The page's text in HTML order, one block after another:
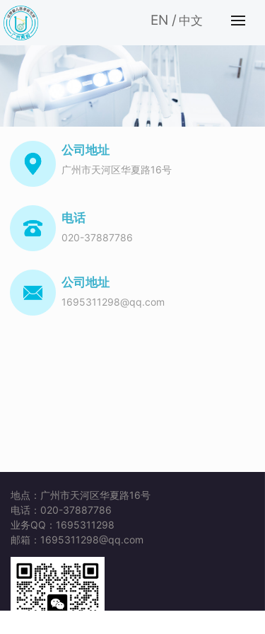
中文
EN /
公司地址
广州市天河区华夏路16号
电话
020-37887786
公司地址
1695311298@qq.com
地点：广州市天河区华夏路16号
电话：020-37887786
业务QQ：1695311298
邮箱：1695311298@qq.com